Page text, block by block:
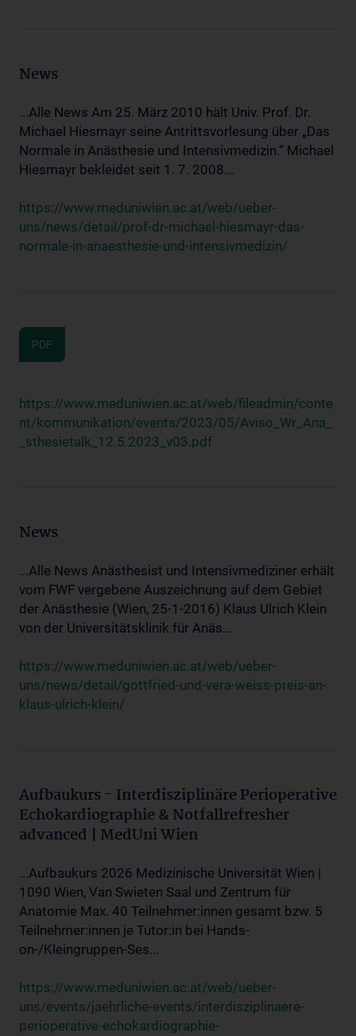
News
...Alle News Am 25. März 2010 hält Univ. Prof. Dr.
Michael Hiesmayr seine Antrittsvorlesung über „Das
Normale in Anästhesie und Intensivmedizin.“ Michael
Hiesmayr bekleidet seit 1. 7. 2008...
https://www.meduniwien.ac.at/web/ueber-
uns/news/detail/prof-dr-michael-hiesmayr-das-
normale-in-anaesthesie-und-intensivmedizin/
PDF
https://www.meduniwien.ac.at/web/fileadmin/conte
nt/kommunikation/events/2023/05/Aviso_Wr_Ana_
_sthesietalk_12.5.2023_v03.pdf
News
...Alle News Anästhesist und Intensivmediziner erhält
vom FWF vergebene Auszeichnung auf dem Gebiet
der Anästhesie (Wien, 25-1-2016) Klaus Ulrich Klein
von der Universitätsklinik für Anäs...
https://www.meduniwien.ac.at/web/ueber-
uns/news/detail/gottfried-und-vera-weiss-preis-an-
klaus-ulrich-klein/
Aufbaukurs - Interdisziplinäre Perioperative
Echokardiographie & Notfallrefresher
advanced | MedUni Wien
...Aufbaukurs 2026 Medizinische Universität Wien |
1090 Wien, Van Swieten Saal und Zentrum für
Anatomie Max. 40 Teilnehmer:innen gesamt bzw. 5
Teilnehmer:innen je Tutor:in bei Hands-
on-/Kleingruppen-Ses...
https://www.meduniwien.ac.at/web/ueber-
uns/events/jaehrliche-events/interdisziplinaere-
perioperative-echokardiographie-